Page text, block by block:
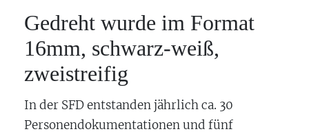
Gedreht wurde im Format
16mm, schwarz-weiß,
zweistreifig
In der SFD entstanden jährlich ca. 30
Personendokumentationen und fünf